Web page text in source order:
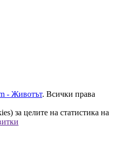
- Животът. Всички права
за целите на статистика на